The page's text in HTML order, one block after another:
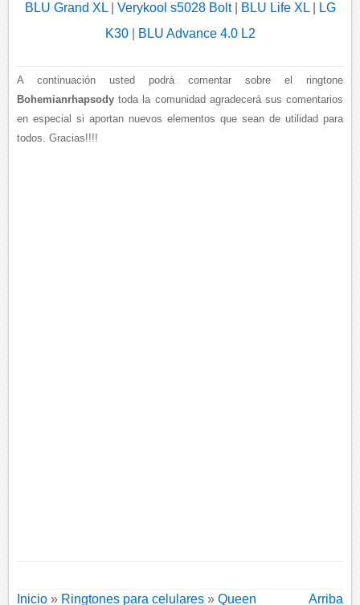
BLU Grand XL| Verykool s5028 Bolt| BLU Life XL|
LG
K30| BLU Advance 4.0 L2
A continuación usted podrá comentar sobre el ringtone
Bohemianrhapsody toda la comunidad agradecerá sus comentarios
en especial si aportan nuevos elementos que sean de utilidad para
todos. Gracias!!!!
Inicio » Ringtones para celulares »Queen Arriba